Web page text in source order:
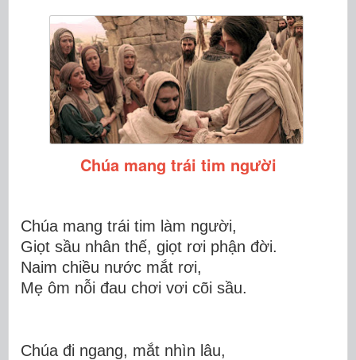
Chúa mang trái tim người
Chúa mang trái tim làm người,
Giọt sầu nhân thế, giọt rơi phận đời.
Naim chiều nước mắt rơi,
Mẹ ôm nỗi đau chơi vơi cõi sầu.
Chúa đi ngang, mắt nhìn lâu,